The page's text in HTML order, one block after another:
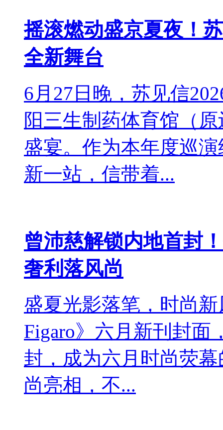
摇滚燃动盛京夏夜！
全新舞台
6月27日晚，苏见信
阳三生制药体育馆（
盛宴。作为本年度巡
新一站，信带着...
曾沛慈解锁内地首封
奢利落风尚
盛夏光影落笔，时尚
Figaro》六月新刊封面
封，成为六月时尚荧
尚亮相，不...